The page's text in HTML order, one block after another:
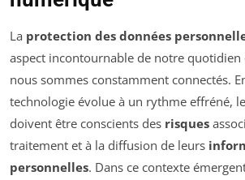
La protection des données
aspect incontournable de notre quotidien
nous sommes constamment connectés.
technologie évolue à un rythme effréné,
doivent être conscients des risques
traitement et à la diffusion de leurs
personnelles. Dans ce contexte